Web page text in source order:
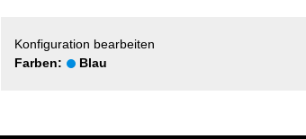
Konfiguration bearbeiten
Farben:
Blau